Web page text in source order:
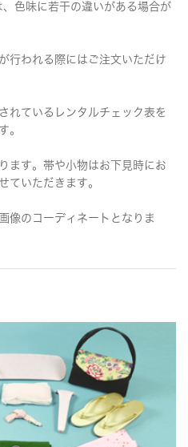
色味に若干の違いがある場合が
行われる際にはご注文いただけ
れているレンタルチェック表を
。
ます。帯や小物はお下見時にお
ていただきます。
像のコーディネートとなりま